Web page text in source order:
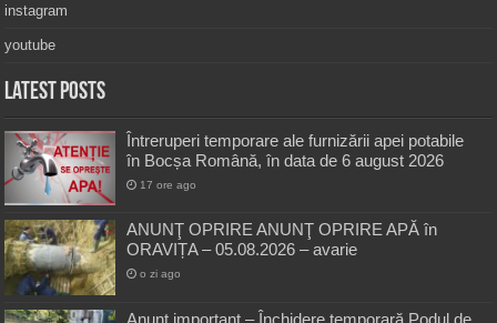
instagram
youtube
Latest Posts
Întreruperi temporare ale furnizării apei potabile
în Bocșa Română, în data de 6 august 2026
17 ore ago
ANUNŢ OPRIRE ANUNŢ OPRIRE APĂ în
ORAVIȚA – 05.08.2026 – avarie
o zi ago
Anunț important – Închidere temporară Podul de